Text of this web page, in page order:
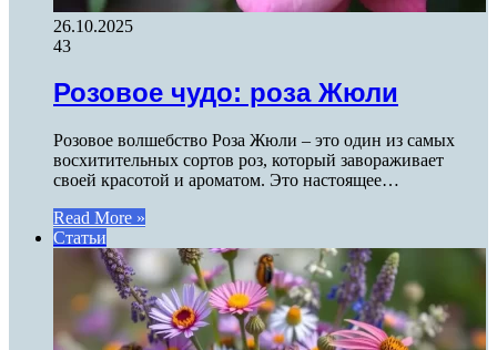
26.10.2025
43
Розовое чудо: роза Жюли
Розовое волшебство Роза Жюли – это один из самых
восхитительных сортов роз, который завораживает
своей красотой и ароматом. Это настоящее…
Read More »
Статьи